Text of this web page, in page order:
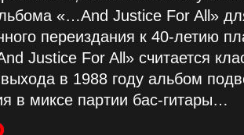
«…And Justice For All»
переиздания к 40-летию
Justice For All» считается
в 1988 году альбом
в миксе партии бас-гитары…